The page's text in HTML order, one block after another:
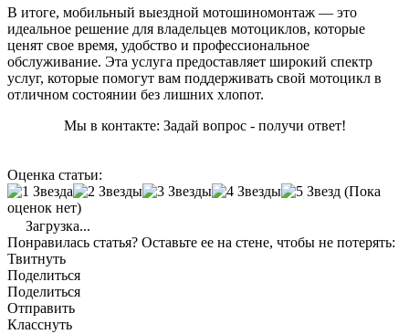
В итоге, мобильный выездной мотошиномонтаж — это
идеальное решение для владельцев мотоциклов, которые
ценят свое время, удобство и профессиональное
обслуживание. Эта услуга предоставляет широкий спектр
услуг, которые помогут вам поддерживать свой мотоцикл в
отличном состоянии без лишних хлопот.
Мы в контакте: Задай вопрос - получи ответ!
Оценка статьи:
(Пока
оценок нет)
Загрузка...
Понравилась статья? Оставьте ее на стене, чтобы не потерять:
Твитнуть
Поделиться
Поделиться
Отправить
Класснуть